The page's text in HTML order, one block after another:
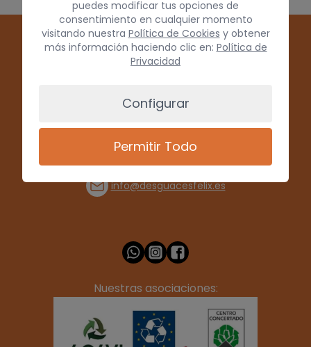
(+34) 928 715008
info@desguacesfelix.es
Nuestras asociaciones:
puedes modificar tus opciones de
consentimiento en cualquier momento
visitando nuestra Política de Cookies y obtener
más información haciendo clic en: Política de
Privacidad
Configurar
Permitir Todo